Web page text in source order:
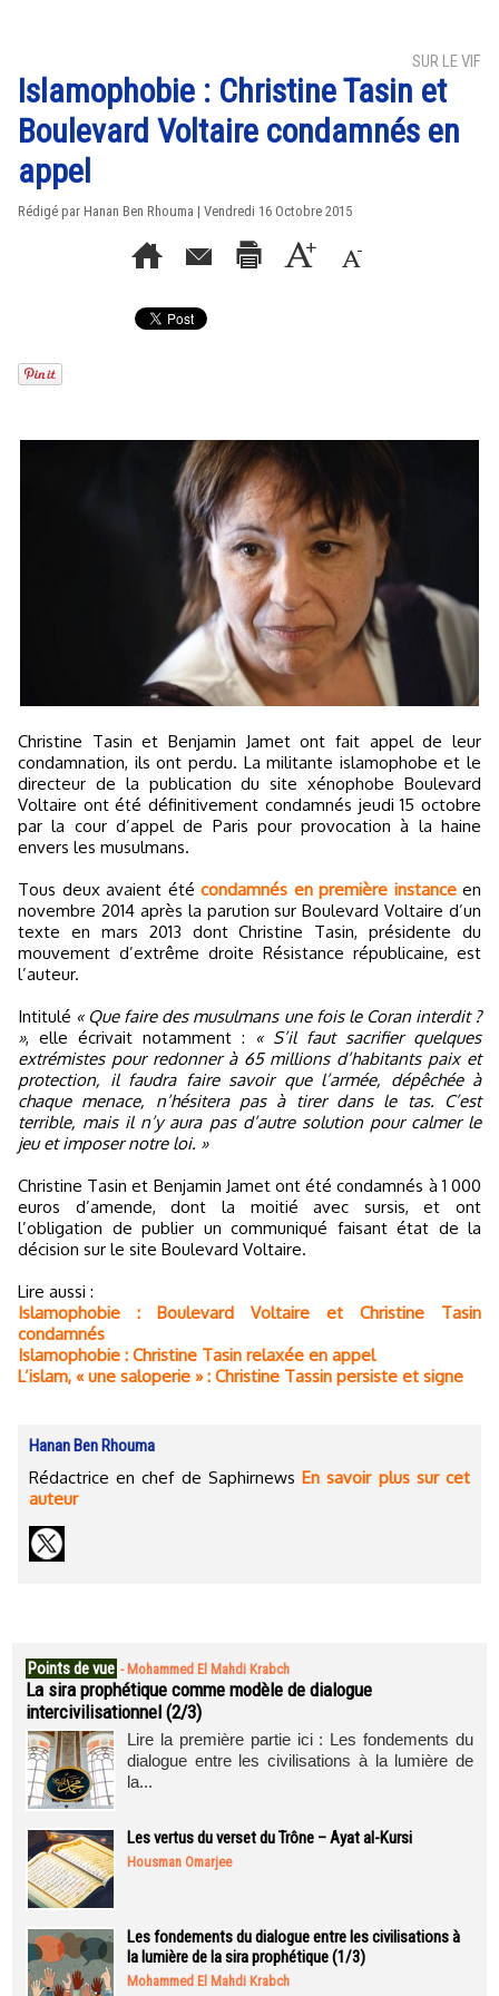
SUR LE VIF
Islamophobie : Christine Tasin et
Boulevard Voltaire condamnés en
appel
Rédigé par Hanan Ben Rhouma | Vendredi 16 Octobre 2015
Christine Tasin et Benjamin Jamet ont fait appel de leur
condamnation, ils ont perdu. La militante islamophobe et le
directeur de la publication du site xénophobe Boulevard
Voltaire ont été définitivement condamnés jeudi 15 octobre
par la cour d’appel de Paris pour provocation à la haine
envers les musulmans.
Tous deux avaient été condamnés en première instanceen
novembre 2014 après la parution sur Boulevard Voltaire d’un
texte en mars 2013 dont Christine Tasin, présidente du
mouvement d’extrême droite Résistance républicaine, est
l’auteur.
Intitulé « Que faire des musulmans une fois le Coran interdit ?
», elle écrivait notamment :
« S’il faut sacrifier quelques
extrémistes pour redonner à 65 millions d’habitants paix et
protection, il faudra faire savoir que l’armée, dépêchée à
chaque menace, n’hésitera pas à tirer dans le tas. C’est
terrible, mais il n’y aura pas d’autre solution pour calmer le
jeu et imposer notre loi. »
Christine Tasin et Benjamin Jamet ont été condamnés à 1 000
euros d’amende, dont la moitié avec sursis, et ont
l’obligation de publier un communiqué faisant état de la
décision sur le site Boulevard Voltaire.
Lire aussi :
Islamophobie : Boulevard Voltaire et Christine Tasin
condamnés
Islamophobie : Christine Tasin relaxée en appel
L’islam, « une saloperie » : Christine Tassin persiste et signe
Hanan Ben Rhouma
Rédactrice en chef de SaphirnewsEn savoir plus sur cet
auteur
Points de vue - Mohammed El Mahdi Krabch
La sira prophétique comme modèle de dialogue
intercivilisationnel (2/3)
Lire la première partie ici : Les fondements du
dialogue entre les civilisations à la lumière de
la...
Les vertus du verset du Trône – Ayat al-Kursi
Housman Omarjee
Les fondements du dialogue entre les civilisations à
la lumière de la sira prophétique (1/3)
Mohammed El Mahdi Krabch